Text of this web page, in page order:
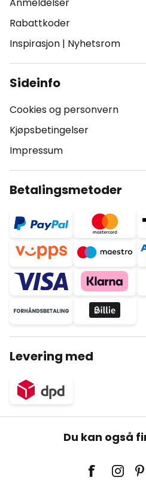
Rabattkoder
Inspirasjon | Nyhetsrom
Sideinfo
Cookies og personvern
Kjøpsbetingelser
Impressum
Betalingsmetoder
Levering med
Du kan også